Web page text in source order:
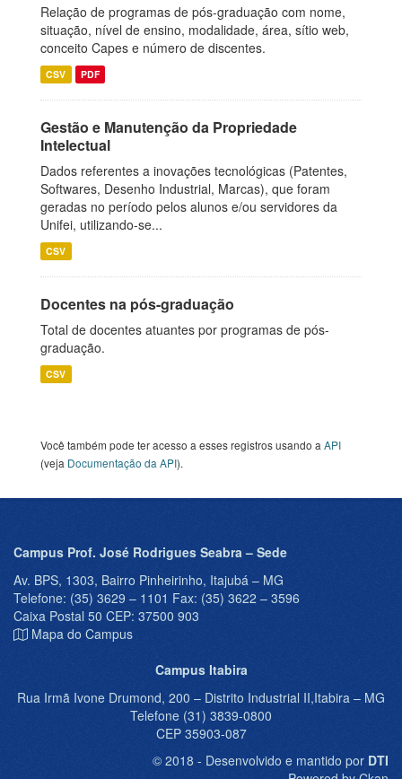
Relação de programas de pós-graduação com nome,
situação, nível de ensino, modalidade, área, sítio web,
conceito Capes e número de discentes.
CSV PDF
Gestão e Manutenção da Propriedade
Intelectual
Dados referentes a inovações tecnológicas (Patentes,
Softwares, Desenho Industrial, Marcas), que foram
geradas no período pelos alunos e/ou servidores da
Unifei, utilizando-se...
CSV
Docentes na pós-graduação
Total de docentes atuantes por programas de pós-
graduação.
CSV
Você também pode ter acesso a esses registros usando a API
(veja Documentação da API).
Campus Prof. José Rodrigues Seabra – Sede
Av. BPS, 1303, Bairro Pinheirinho, Itajubá – MG
Telefone: (35) 3629 – 1101 Fax: (35) 3622 – 3596
Caixa Postal 50 CEP: 37500 903
Mapa do Campus
Campus Itabira
Rua Irmã Ivone Drumond, 200 – Distrito Industrial II,Itabira – MG
Telefone (31) 3839-0800
CEP 35903-087
© 2018 - Desenvolvido e mantido por DTI